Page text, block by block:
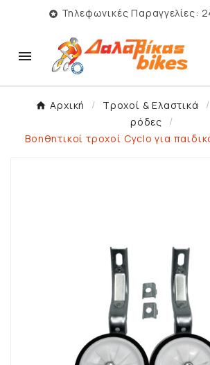
 Τηλεφωνικές Παραγγελίες:

Αρχική Τροχοί & Ελαστικά
ρόδες
Βοηθητικοί τροχοί Cyclo για